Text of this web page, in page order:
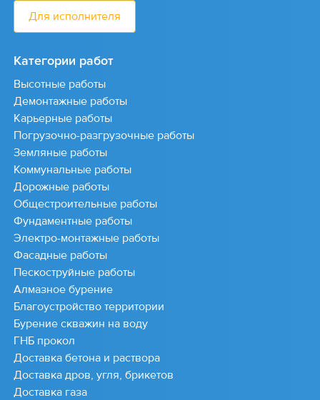
Для исполнителя
Категории работ
Высотные работы
Демонтажные работы
Карьерные работы
Погрузочно-разгрузочные работы
Земляные работы
Коммунальные работы
Дорожные работы
Общестроительные работы
Фундаментные работы
Электро-монтажные работы
Фасадные работы
Пескоструйные работы
Алмазное бурение
Благоустройство территории
Бурение скважин на воду
ГНБ прокол
Доставка бетона и раствора
Доставка дров, угля, брикетов
Доставка газа